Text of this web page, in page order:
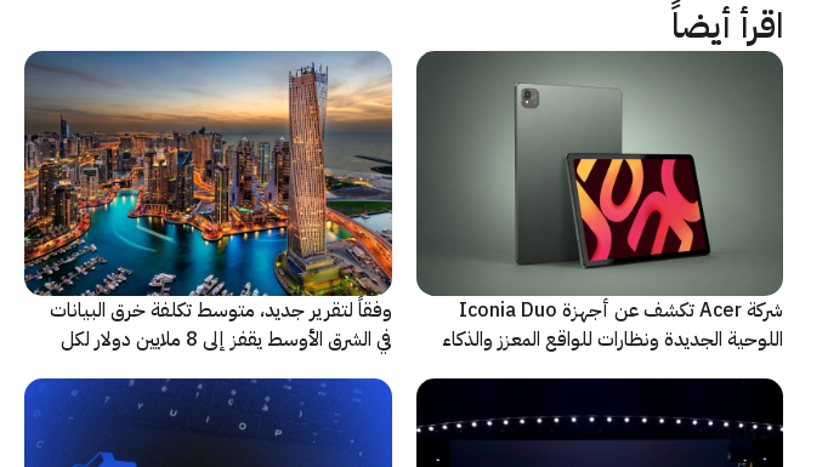
اقرأ أيضاً
شركة Acer تكشف عن أجهزة Iconia Duo
اللوحية الجديدة ونظارات للواقع المعزز والذكاء
وفقاً لتقرير جديد، متوسط تكلفة خرق البيانات
في الشرق الأوسط يقفز إلى 8 ملايين دولار لكل